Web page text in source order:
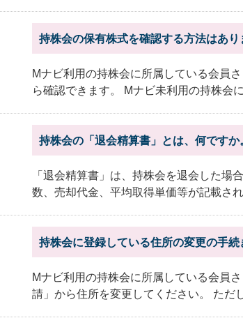
持株会の保有株式を確認する方法はあり
Mナビ利用の持株会に所属している会員
ら確認できます。 Mナビ未利用の持株会
持株会の「退会精算書」とは、何ですか
「退会精算書」は、持株会を退会した場
数、売却代金、平均取得単価等が記載さ
持株会に登録している住所の変更の手続
Mナビ利用の持株会に所属している会員
請」から住所を変更してください。 ただ